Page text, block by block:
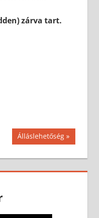
zárva tart.
Next
Post:
Álláslehetőség